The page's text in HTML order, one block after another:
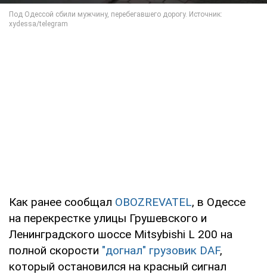
Как ранее сообщал OBOZREVATEL, в Одессе
на перекрестке улицы Грушевского и
Ленинградского шоссе Mitsybishi L 200 на
полной скорости "догнал" грузовик DAF,
который остановился на красный сигнал